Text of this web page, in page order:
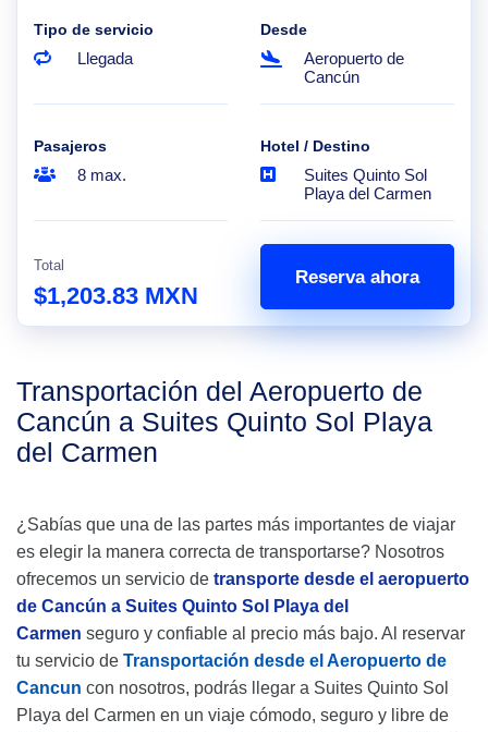
Tipo de servicio
Llegada
Desde
Aeropuerto de
Cancún
Pasajeros
8 max.
Hotel / Destino
Suites Quinto Sol
Playa del Carmen
Total
$1,203.83 MXN
Reserva ahora
Transportación del Aeropuerto de
Cancún a Suites Quinto Sol Playa
del Carmen
¿Sabías que una de las partes más importantes de viajar
es elegir la manera correcta de transportarse? Nosotros
ofrecemos un servicio de transporte desde el aeropuerto
de Cancún a Suites Quinto Sol Playa del
Carmen seguro y confiable al precio más bajo. Al reservar
tu servicio de Transportación desde el Aeropuerto de
Cancun con nosotros, podrás llegar a Suites Quinto Sol
Playa del Carmen en un viaje cómodo, seguro y libre de